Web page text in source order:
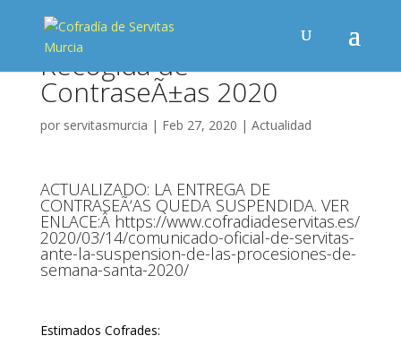
Recogida de
ContraseÃ±as 2020
por servitasmurcia | Feb 27, 2020 | Actualidad
ACTUALIZADO: LA ENTREGA DE
CONTRASEÃ‘AS QUEDA SUSPENDIDA. VER
ENLACE:Â https://www.cofradiadeservitas.es/
2020/03/14/comunicado-oficial-de-servitas-
ante-la-suspension-de-las-procesiones-de-
semana-santa-2020/
Estimados Cofrades: